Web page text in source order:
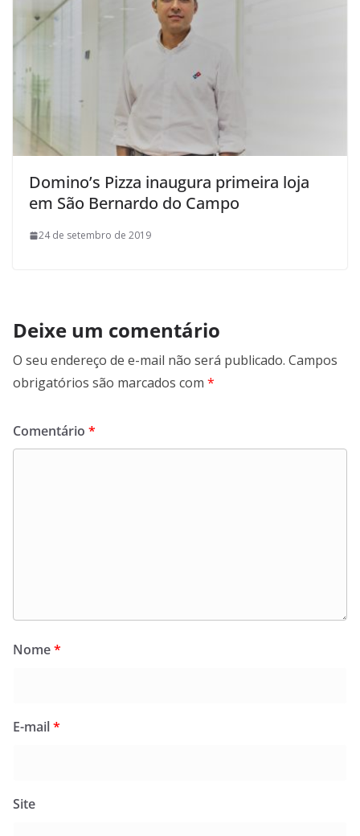
Domino’s Pizza inaugura primeira loja
em São Bernardo do Campo
24 de setembro de 2019
Deixe um comentário
O seu endereço de e-mail não será publicado. Campos
obrigatórios são marcados com *
Comentário *
Nome*
E-mail*
Site